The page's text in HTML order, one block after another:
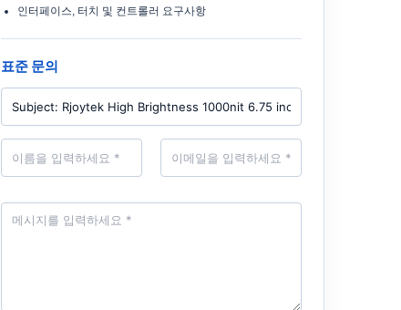
인터페이스, 터치 및 컨트롤러 요구사항
표준 문의
P
o
d
N
m
*
E
a
l
M